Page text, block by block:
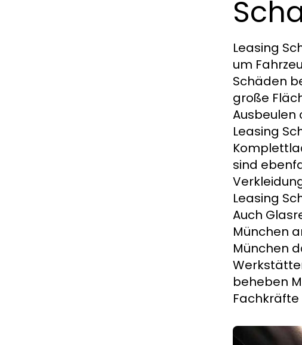
Leasing
um
Schäden
große
Ausbeulen
Leasing
sind
Leasing
Auch
München
München
beheben